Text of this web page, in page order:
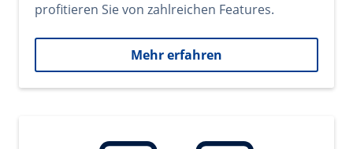
profitieren Sie von zahlreichen Features.
Mehr erfahren